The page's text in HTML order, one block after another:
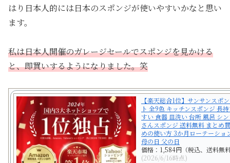
はり日本人的には日本のスポンジが使いやすいかなと思い
ます。
私は日本人開催のガレージセールでスポンジを見かける
と、即買いするようになりました。笑
【楽天総合1位】サンサンスポ
ト 全9色 キッチンスポンジ 長
すい 食器 皿洗い 台所 風呂 シ
さんスポンジ 送料無料 まとめ
めの使い方 3か月ローテーショ
母の日 父の日
価格：1,584円（税込、送料無
(2026/6/16時点)